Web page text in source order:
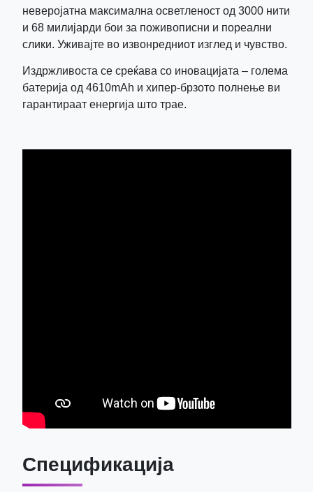
неверојатна максимална осветленост од 3000 нити
и 68 милијарди бои за поживописни и пореални
слики. Уживајте во извонредниот изглед и чувство.
Издржливоста се среќава со иновацијата – голема
батерија од 4610mAh и хипер-брзото полнење ви
гарантираат енергија што трае.
Спецификација